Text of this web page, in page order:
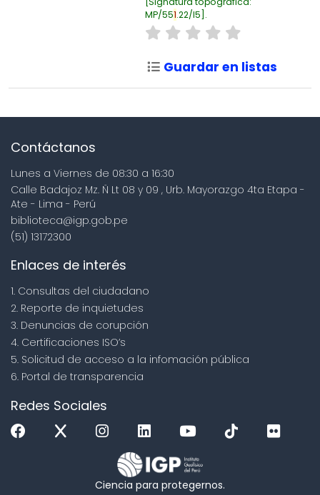
MP/551.22/I5 .
Guardar en listas
Contáctanos
Lunes a Viernes de 08:30 a 16:30
Calle Badajoz Mz. Ñ Lt 08 y 09 , Urb. Mayorazgo 4ta Etapa -
Ate - Lima - Perú
biblioteca@igp.gob.pe
(51) 13172300
Enlaces de interés
1. Consultas del ciudadano
2. Reporte de inquietudes
3. Denuncias de corupción
4. Certificaciones ISO’s
5. Solicitud de acceso a la infomación pública
6. Portal de transparencia
Redes Sociales
Ciencia para protegernos.